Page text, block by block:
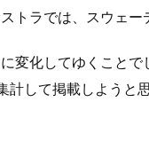
トラでは、スウェー
変化してゆくことで
計して掲載しようと